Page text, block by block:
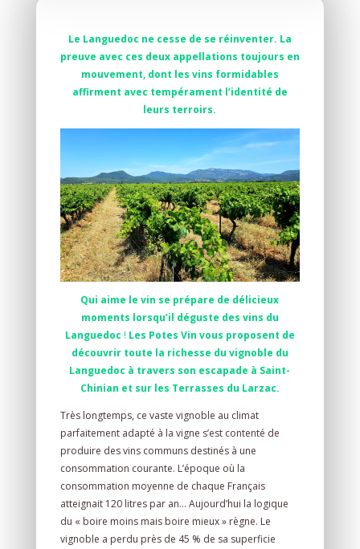
Le Languedoc ne cesse de se réinventer. La
preuve avec ces deux appellations toujours en
mouvement, dont les vins formidables
affirment avec tempérament l’identité de
leurs terroirs.
Qui aime le vin se prépare de délicieux
moments lorsqu’il déguste des vins du
Languedoc ! Les Potes Vin vous proposent de
découvrir toute la richesse du vignoble du
Languedoc à travers son escapade à Saint-
Chinian et sur les Terrasses du Larzac.
Très longtemps, ce vaste vignoble au climat
parfaitement adapté à la vigne s’est contenté de
produire des vins communs destinés à une
consommation courante. L’époque où la
consommation moyenne de chaque Français
atteignait 120 litres par an… Aujourd’hui la logique
du « boire moins mais boire mieux » règne. Le
vignoble a perdu près de 45 % de sa superficie